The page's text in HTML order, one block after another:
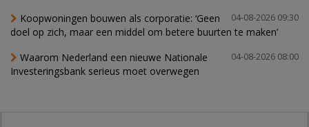
04-08-2026 09:30
Koopwoningen bouwen als corporatie: ‘Geen
doel op zich, maar een middel om betere buurten te maken’
04-08-2026 08:00
Waarom Nederland een nieuwe Nationale
Investeringsbank serieus moet overwegen